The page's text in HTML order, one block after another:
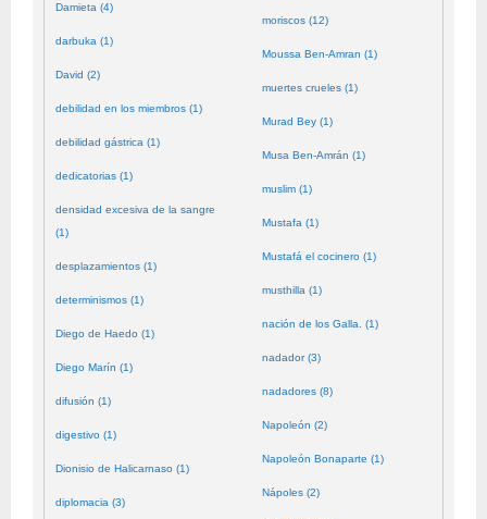
Damieta (4)
darbuka (1)
David (2)
debilidad en los miembros (1)
debilidad gástrica (1)
dedicatorias (1)
densidad excesiva de la sangre
(1)
desplazamientos (1)
determinismos (1)
Diego de Haedo (1)
Diego Marín (1)
difusión (1)
digestivo (1)
Dionisio de Halicarnaso (1)
diplomacia (3)
moriscos (12)
Moussa Ben-Amran (1)
muertes crueles (1)
Murad Bey (1)
Musa Ben-Amrán (1)
muslim (1)
Mustafa (1)
Mustafá el cocinero (1)
musthilla (1)
nación de los Galla. (1)
nadador (3)
nadadores (8)
Napoleón (2)
Napoleón Bonaparte (1)
Nápoles (2)